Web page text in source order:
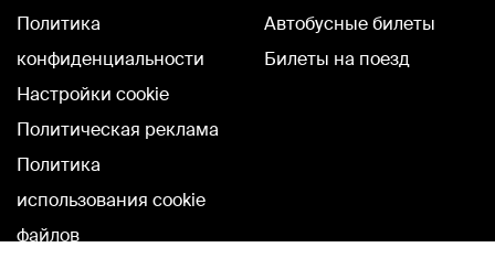
Политика
конфиденциальности
Настройки cookie
Политическая реклама
Политика
использования cookie
файлов
Автобусные билеты
Билеты на поезд